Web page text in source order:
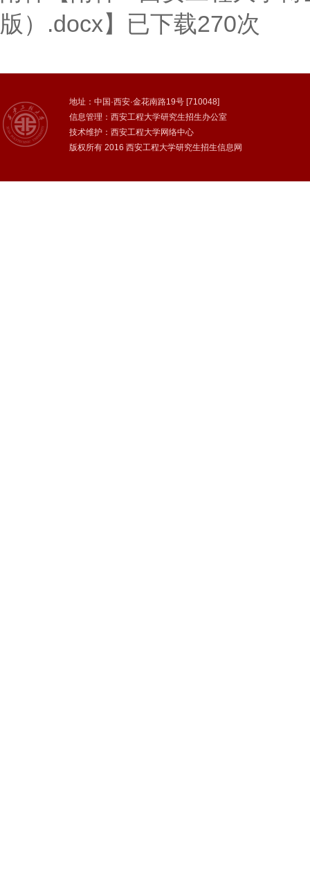
版）.docx】已下载270次
地址：中国·西安·金花南路19号 [710048]
信息管理：西安工程大学研究生招生办公室
技术维护：西安工程大学网络中心
版权所有 2016 西安工程大学研究生招生信息网